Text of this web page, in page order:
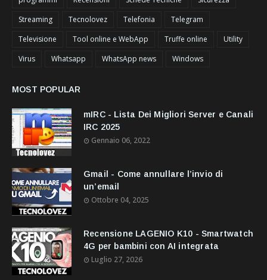
Streaming
Tecnolovez Telefonia
Telegram
Televisione
Tool online e WebApp Truffe online
Utility
Virus
Whatsapp WhatsApp news Windows
MOST POPULAR
mIRC - Lista Dei Migliori Server e Canali
IRC 2025
Gennaio 06, 2022
Gmail - Come annullare l’invio di
un’email
Ottobre 04, 2025
Recensione LAGENIO K10 - Smartwatch
4G per bambini con AI integrata
Luglio 27, 2026